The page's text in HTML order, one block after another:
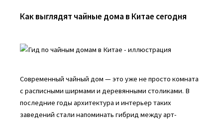
Как выглядят чайные дома в Китае сегодня
Современный чайный дом — это уже не просто комната
с расписными ширмами и деревянными столиками. В
последние годы архитектура и интерьер таких
заведений стали напоминать гибрид между арт-